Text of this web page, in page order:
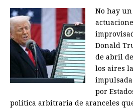
No hay
Donald
de abril
los aires
por
política arbitraria de aranceles